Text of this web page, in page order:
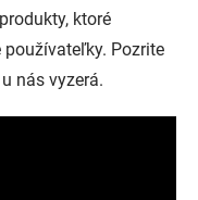
ktoré
Pozrite
nás vyzerá.